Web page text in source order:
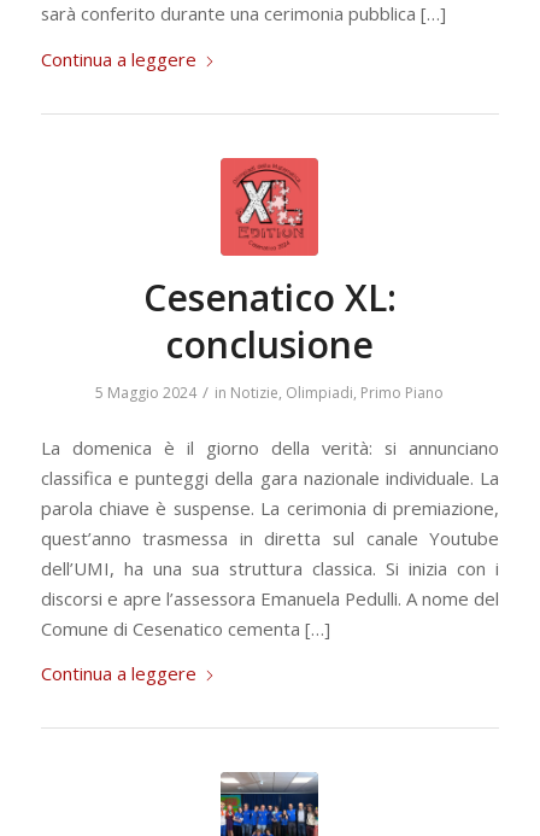
sarà conferito durante una cerimonia pubblica […]
Continua a leggere
Cesenatico XL:
conclusione
5 Maggio 2024 / in Notizie, Olimpiadi, Primo Piano
La domenica è il giorno della verità: si annunciano
classifica e punteggi della gara nazionale individuale. La
parola chiave è suspense. La cerimonia di premiazione,
quest’anno trasmessa in diretta sul canale Youtube
dell’UMI, ha una sua struttura classica. Si inizia con i
discorsi e apre l’assessora Emanuela Pedulli. A nome del
Comune di Cesenatico cementa […]
Continua a leggere